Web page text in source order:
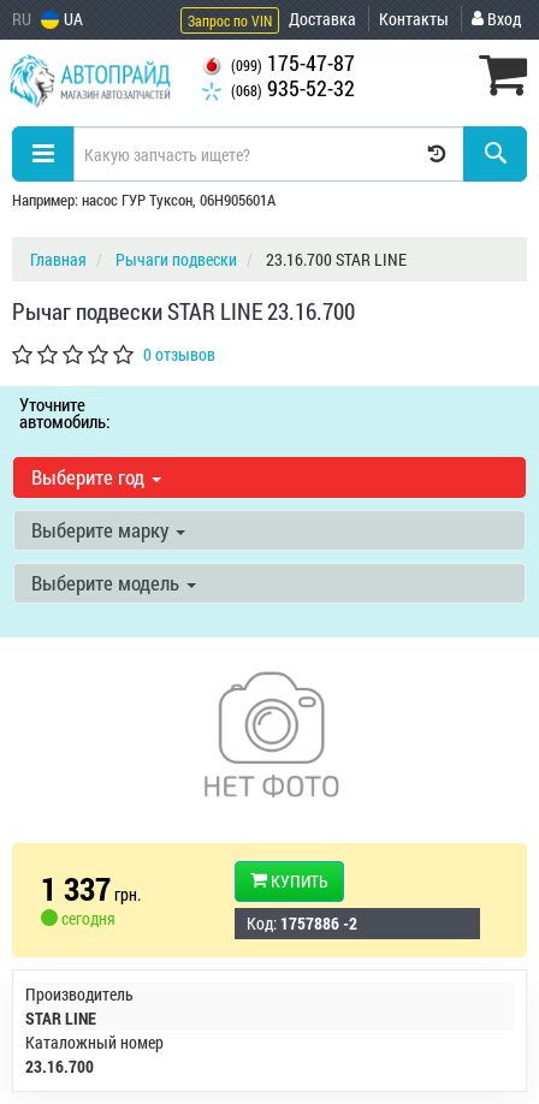
RU UA Запрос по VIN Доставка Контакты Вход
(099) 175-47-87
(068) 935-52-32
Например: насос ГУР Туксон, 06H905601A
Главная Рычаги подвески 23.16.700 STAR LINE
Рычаг подвески STAR LINE 23.16.700
0 отзывов
Уточните
автомобиль:
Выберите год
Выберите марку
Выберите модель
1 337грн.
сегодня
КУПИТЬ
Код: 1757886 -2
Производитель
STAR LINE
Каталожный номер
23.16.700